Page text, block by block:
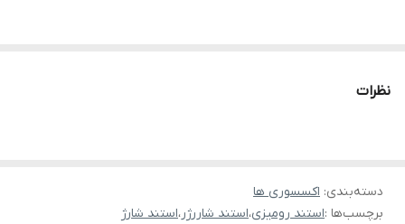
نظرات
دسته‌بندی: اکسسوری ها
برچسب‌ها :استند رومیزی،استند شاررژر،استند شارژ